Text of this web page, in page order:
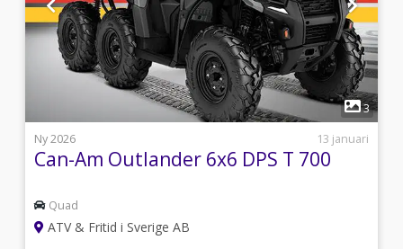
outlander, Traxter, Maverick
1
3
Ny 2026
13 januari
Can-Am Outlander 6x6 DPS T 700
Quad
ATV & Fritid i Sverige AB